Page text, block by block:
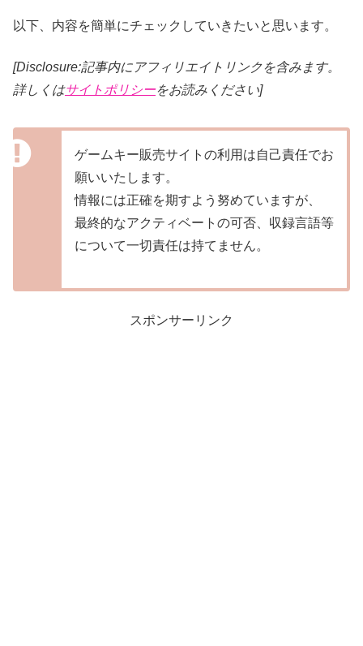
以下、内容を簡単にチェックしていきたいと思います。
[Disclosure:記事内にアフィリエイトリンクを含みます。
詳しくはサイトポリシーをお読みください]
ゲームキー販売サイトの利用は自己責任でお
願いいたします。
情報には正確を期すよう努めていますが、
最終的なアクティベートの可否、収録言語等
について一切責任は持てません。
スポンサーリンク